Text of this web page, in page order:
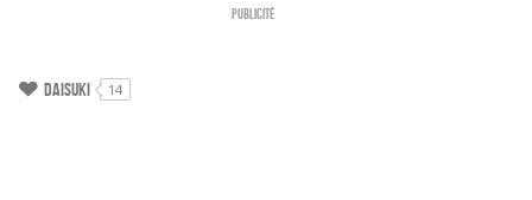
Publicité
Daisuki 14